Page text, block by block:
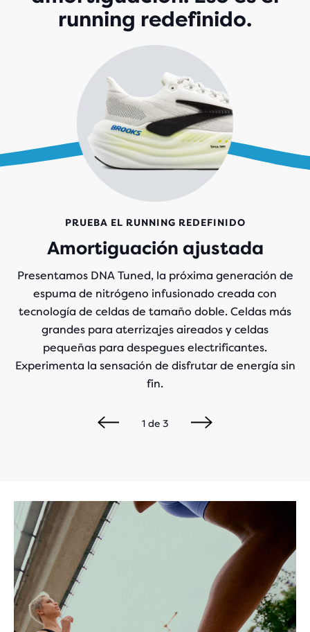
running redefinido.
PRUEBA EL RUNNING REDEFINIDO
Amortiguación ajustada
Presentamos DNA Tuned, la próxima generación de
espuma de nitrógeno infusionado creada con
tecnología de celdas de tamaño doble. Celdas más
grandes para aterrizajes aireados y celdas
pequeñas para despegues electrificantes.
Experimenta la sensación de disfrutar de energía sin
fin.
1de 3